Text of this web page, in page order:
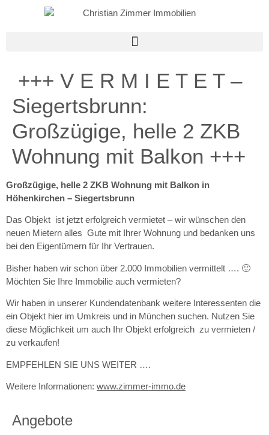
+++ V E R M I E T E T –
Siegertsbrunn:
Großzügige, helle 2 ZKB
Wohnung mit Balkon +++
Großzügige, helle 2 ZKB Wohnung mit Balkon in
Höhenkirchen – Siegertsbrunn
Das Objekt ist jetzt erfolgreich vermietet – wir wünschen den
neuen Mietern alles Gute mit Ihrer Wohnung und bedanken uns
bei den Eigentümern für Ihr Vertrauen.
Bisher haben wir schon über 2.000 Immobilien vermittelt …. 🙂
Möchten Sie Ihre Immobilie auch vermieten?
Wir haben in unserer Kundendatenbank weitere Interessenten die
ein Objekt hier im Umkreis und in München suchen. Nutzen Sie
diese Möglichkeit um auch Ihr Objekt erfolgreich zu vermieten /
zu verkaufen!
EMPFEHLEN SIE UNS WEITER ….
Weitere Informationen: www.zimmer-immo.de
Angebote